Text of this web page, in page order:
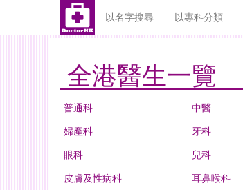
以名字搜尋 以專科分類
全港醫生一覽
普通科 中醫
婦產科 牙科
眼科 兒科
皮膚及性病科 耳鼻喉科